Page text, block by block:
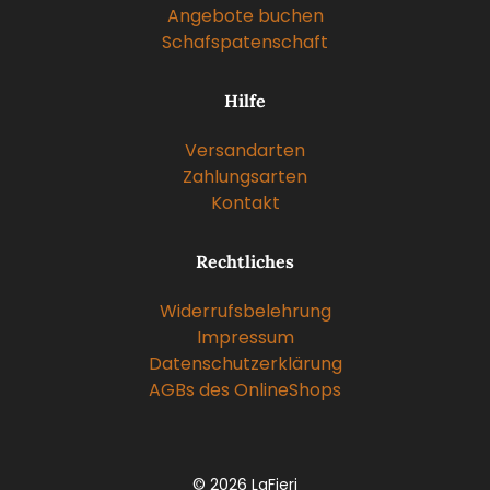
Zahlungsaufforderung per Email verschickt. Die
Anmeldung kann bis zum 05.08.2022 kostenfrei
Angebote buchen
Schafspatenschaft
Hilfe
Versandarten
Zahlungsarten
Kontakt
Rechtliches
Widerrufsbelehrung
Impressum
Datenschutzerklärung
AGBs des OnlineShops
© 2026 LaFieri